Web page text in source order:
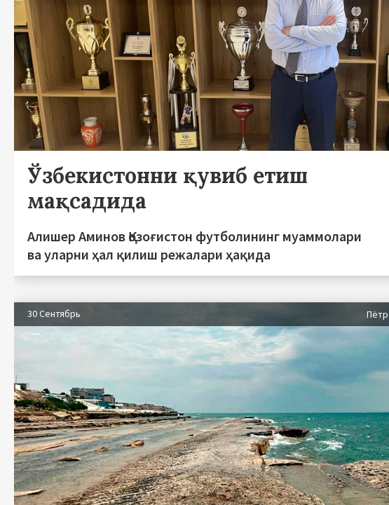
Ўзбекистонни қувиб етиш
мақсадида
Алишер Аминов Қозоғистон футболининг муаммолари
ва уларни ҳал қилиш режалари ҳақида
30 Сентябрь